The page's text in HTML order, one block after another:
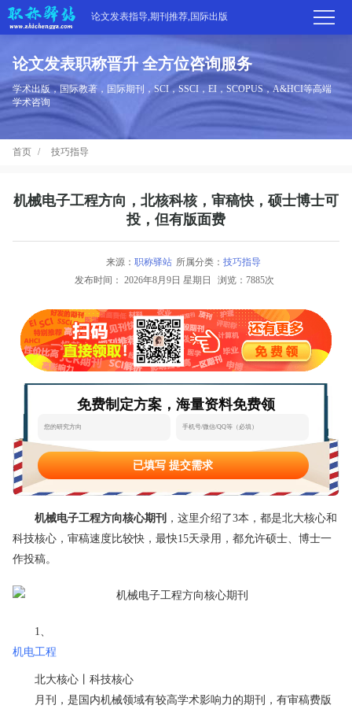
论文发表指导,期刊推荐,国际出版
首
页
学
论文发表职称晋升 全方位咨询服务
学术出版，国际教著，国际期刊，SCI，SSCI，EI，SCOPUS，A&HCI等高端
学术咨询
首页 技巧指导
机械电子工程方向，北核科核，审稿快，硕士博士可
投，但有版面费
来源： 职称驿站 所属分类： 技巧指导
发布时间： 2026年8月9日 星期日 浏览：7885次
免费制定方案，海量资料免费领
已填写 提交需求
机械电子工程方向核心期刊 ，这里介绍了3本，都是北大核心和
科技核心，审稿速度比较快，最快15天录用，都允许硕士、博士一
作投稿。
1、
机电工程
北大核心丨科技核心
月刊，是国内机械领域有较高学术影响力的期刊，有审稿费版